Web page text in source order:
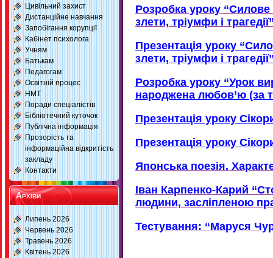
Цивільний захист
Дистанційне навчання
Запобігання корупції
Кабінет психолога
Учням
Батькам
Педагогам
Освітній процес
НМТ
Поради спеціалістів
Бібліотечний куточок
Публічна інформація
Прозорість та
інформаційна відкритість
закладу
Контакти
Архіви
Липень 2026
Червень 2026
Травень 2026
Квітень 2026
Розробка уроку “Силове
злети, тріумфи і
Презентація уроку
злети, тріумфи і
Розробка уроку “Урок
народжена любов’ю (за
Презентація уроку
Презентація уроку
Японська поезія.
Іван Карпенко-Карий
людини, засліпленою
Тестування: “Маруся